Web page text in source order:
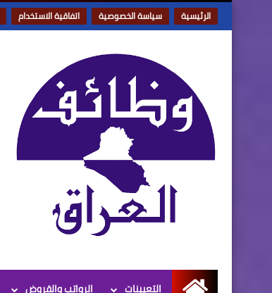
الرئيسية سياسة الخصوصية اتفاقية الاستخدام
التعيينات الرواتب والقروض